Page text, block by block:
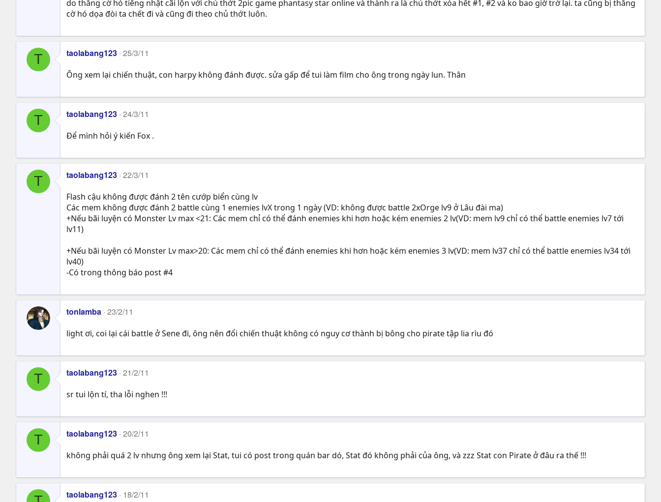
do thằng cờ hó tiếng nhật cãi lộn với chủ thớt 2pic game phantasy star online và thành ra là chủ thớt xóa hết #1, #2 và ko bao giờ trở lại. ta cũng bị thằng
cờ hó dọa đòi ta chết đi và cũng đi theo chủ thớt luôn.
T taolabang123 25/3/11
Ông xem lại chiến thuật, con harpy không đánh được. sửa gấp để tui làm film cho ông trong ngày lun. Thân
T taolabang123 24/3/11
Để mình hỏi ý kiến Fox .
T taolabang123 22/3/11
Flash cậu không được đánh 2 tên cướp biển cùng lv
Các mem không được đánh 2 battle cùng 1 enemies lvX trong 1 ngày (VD: không được battle 2xOrge lv9 ở Lâu đài ma)
+Nếu bãi luyện có Monster Lv max <21: Các mem chỉ có thể đánh enemies khi hơn hoặc kém enemies 2 lv(VD: mem lv9 chỉ có thể battle enemies lv7 tới
lv11)
+Nếu bãi luyện có Monster Lv max>20: Các mem chỉ có thể đánh enemies khi hơn hoặc kém enemies 3 lv(VD: mem lv37 chỉ có thể battle enemies lv34 tới
lv40)
-Có trong thông báo post #4
tonlamba 23/2/11
light ơi, coi lại cái battle ở Sene đi, ông nên đổi chiến thuật không có nguy cơ thành bị bông cho pirate tập lia rìu đó
T taolabang123 21/2/11
sr tui lộn tí, tha lỗi nghen !!!
T taolabang123 20/2/11
không phải quá 2 lv nhưng ông xem lại Stat, tui có post trong quán bar dó, Stat đó không phải của ông, và zzz Stat con Pirate ở đâu ra thế !!!
taolabang123 18/2/11